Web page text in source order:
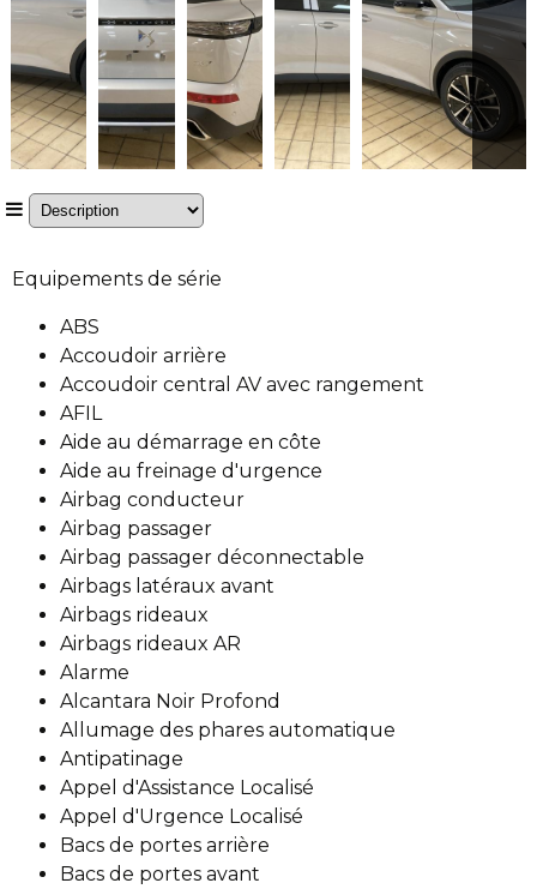
Equipements de série
ABS
Accoudoir arrière
Accoudoir central AV avec rangement
AFIL
Aide au démarrage en côte
Aide au freinage d'urgence
Airbag conducteur
Airbag passager
Airbag passager déconnectable
Airbags latéraux avant
Airbags rideaux
Airbags rideaux AR
Alarme
Alcantara Noir Profond
Allumage des phares automatique
Antipatinage
Appel d'Assistance Localisé
Appel d'Urgence Localisé
Bacs de portes arrière
Bacs de portes avant